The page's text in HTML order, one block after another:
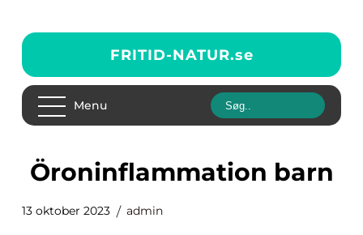
FRITID-NATUR.se
Menu
öroninflammation barn
13 oktober 2023 admin